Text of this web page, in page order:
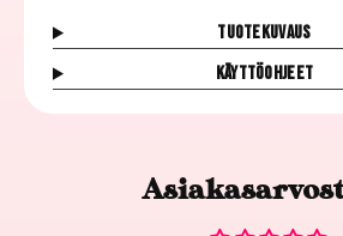
Tuotekuvaus
Käyttöohjeet